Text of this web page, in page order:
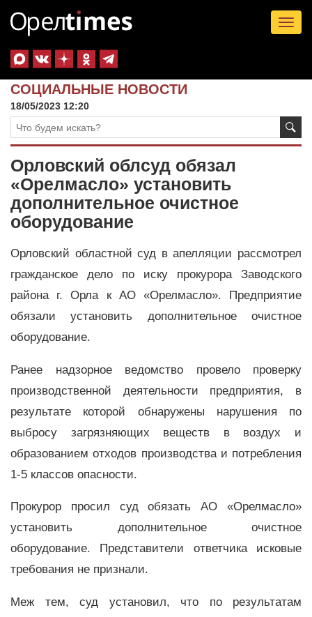
СОЦИАЛЬНЫЕ НОВОСТИ
18/05/2023 12:20
Орловский облсуд обязал
«Орелмасло» установить
дополнительное очистное
оборудование
Орловский областной суд в апелляции рассмотрел
гражданское дело по иску прокурора Заводского
района г. Орла к АО «Орелмасло». Предприятие
обязали установить дополнительное очистное
оборудование.
Ранее надзорное ведомство провело проверку
производственной деятельности предприятия, в
результате которой обнаружены нарушения по
выбросу загрязняющих веществ в воздух и
образованием отходов производства и потребления
1-5 классов опасности.
Прокурор просил суд обязать АО «Орелмасло»
установить дополнительное очистное
оборудование. Представители ответчика исковые
требования не признали.
Меж тем, суд установил, что по результатам